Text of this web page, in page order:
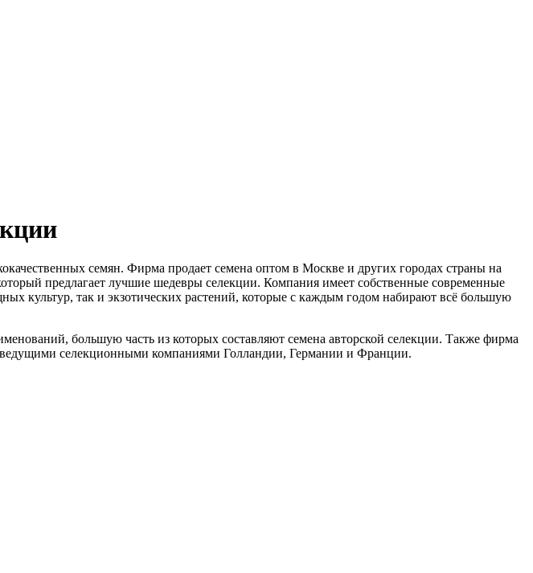
семян. Фирма продает семена оптом в Москве и других городах страны на
предлагает лучшие шедевры селекции. Компания имеет собственные современные
культур, так и экзотических растений, которые с каждым годом набирают всё большую
большую часть из которых составляют семена авторской селекции. Также фирма
селекционными компаниями Голландии, Германии и Франции.